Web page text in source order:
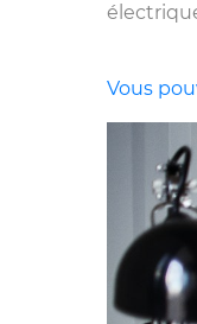
Vous